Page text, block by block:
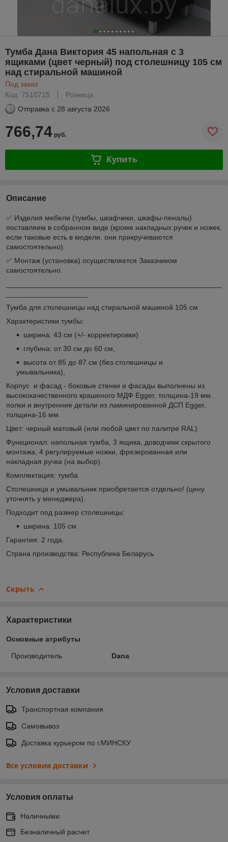
Тумба Дана Виктория 45 напольная с 3
ящиками (цвет черный) под столешницу 105 см
над стиральной машиной
Под заказ
Код: 7510715
Розница
Отправка с 28 августа 2026
766,74 руб.
Купить
Описание
✅ Изделия мебели (тумбы, шкафчики, шкафы-пеналы)
поставляем в собранном виде (кроме накладных ручек и ножек,
если таковые есть в модели, они прикручиваются
самостоятельно).
✅ Монтаж (установка) осуществляется Заказчиком
самостоятельно.
Тумба для столешницы над стиральной машиной 105 см
Характеристики тумбы:
ширина: 43 см (+/- корректировки)
глубина: от 30 см до 60 см,
высота от 85 до 87 см (без столешницы и
умывальника),
Корпус и фасад - боковые стенки и фасады выполнены из
высококачественного крашеного МДФ Egger, толщина-19 мм.
полки и внутренние детали из ламинированной ДСП Egger,
толщина-16 мм.
Цвет: черный матовый (или любой цвет по палитре RAL)
Функционал: напольная тумба, 3 ящика, доводчики скрытого
монтажа, 4 регулируемые ножки, фрезерованная или
накладная ручка (на выбор).
Комплектация: тумба
Столешница и умывальник приобретается отдельно! (цену
уточнять у менеджера).
Подходит под размер столешницы:
ширина: 105 см
Гарантия: 2 года.
Страна производства: Республика Беларусь
Скрыть
Характеристики
Основные атрибуты
Производитель Dana
Условия доставки
Транспортная компания
Самовывоз
Доставка курьером по г.МИНСКУ
Все условия доставки
Условия оплаты
Наличными
Безналичный расчет